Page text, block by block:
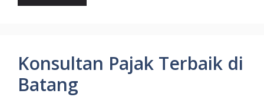
Konsultan Pajak Terbaik di
Batang